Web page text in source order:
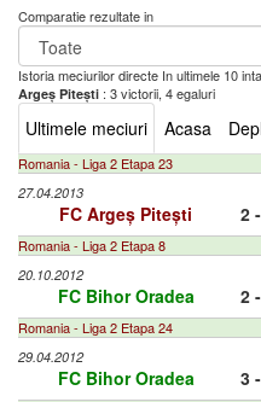
Comparatie rezultate in
Istoria meciurilor directe In ultimele 10
Argeș Pitești : 3 victorii, 4 egaluri
Ultimele meciuri Acasa
Romania - Liga 2 Etapa 23
27.04.2013
FC Argeș Pitești 2
Romania - Liga 2 Etapa 8
20.10.2012
FC Bihor Oradea 2
Romania - Liga 2 Etapa 24
29.04.2012
FC Bihor Oradea 3